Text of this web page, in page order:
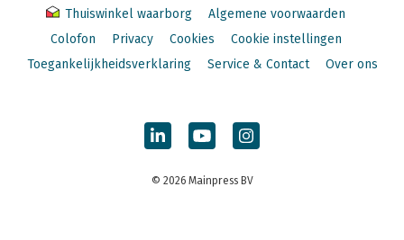
Thuiswinkel waarborg
Algemene voorwaarden
Colofon
Privacy Cookies
Cookie instellingen
Toegankelijkheidsverklaring
Service & Contact Over ons
© 2026 Mainpress BV